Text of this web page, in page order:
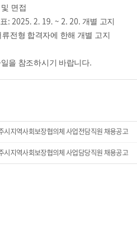
면접
: 2025. 2. 19. ~ 2. 20. 개별 고지
류전형 합격자에 한해 개별 고지
을 참조하시기 바랍니다.
시지역사회보장협의체 사업전담직원 채용공고
시지역사회보장협의체 사업담당직원 채용공고